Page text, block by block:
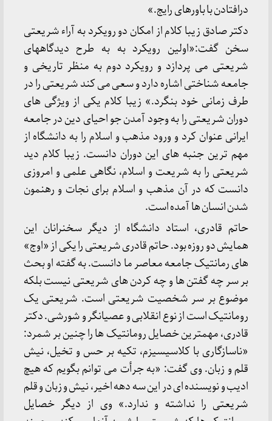
درافتادن با باورهای رایج.»
دکتر صادق زیبا کلام از امکان دو رویکرد به آراء شریعتی
سخن گفت:«اولین رویکرد به به طرح دیدگاههای
شریعتی می پردازد و رویکرد دوم به منظر تاریخی و
جامعه شناختی اشاره دارد و سعی می کند شریعتی را در
طرف زمانی خود بنگرد.» زیبا کلام یکی از ویژگی های
دوران شریعتی را به وجود آمدن جو احیای دین در جامعه
ایرانی عنوان کرد و ورود مذهب و اسلام را به دانشگاه از
مهم ترین جنبه های این دوران دانست. زیبا کلام دید
شریعتی را به شریعت و اسلام، نگاهی علمی و امروزی
دانست که در آن مذهب و اسلام برای نجات و رهنمون
شدن انسان ها آمده است.
حاتم قادری، استاد دانشگاه از دیگر سخنرانان این
همایش دو روزه بود. حاتم قادری شریعتی را یکی از «اوج»
های رمانتیک جامعه معاصر ما دانست. به گفته او بحث
بر سر چه گفتن ها و چه کردن های شریعتی نیست بلکه
موضوع بر سر شخصیت شریعتی است. شریعتی یک
رومانتیک است از نوع انقلابی و عصیانگر و شورشی. دکتر
قادری، مهمترین خصایل رومانتیک ها را چنین بر شمرد:
«ناسازگاری با کلاسیسیزم، تکیه بر حس و تخیل، نیش
قلم و زبان. وی گفت: «به جرأت می توانم بگویم که هیچ
ادیب و نویسنده ای در این سه دهه اخیر، نیش و زبان و قلم
شریعتی را نداشته و ندارد.» وی از دیگر خصایل